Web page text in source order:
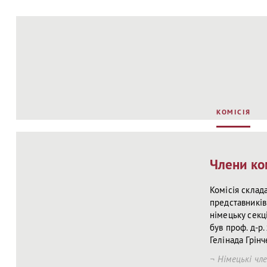
КОМІСІЯ
Члени
Комісія
німецьку
був проф. д-р.
Гелінада
Німецькі